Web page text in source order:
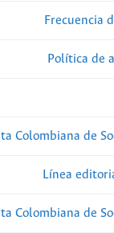
Frecuencia
Política de
Colombiana de
Línea
Colombiana de